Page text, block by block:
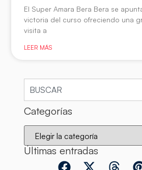
El Super Amara Bera Bera se
victoria del curso ofreciendo una
visita a
LEER MÁS
Categorías
Últimas entradas